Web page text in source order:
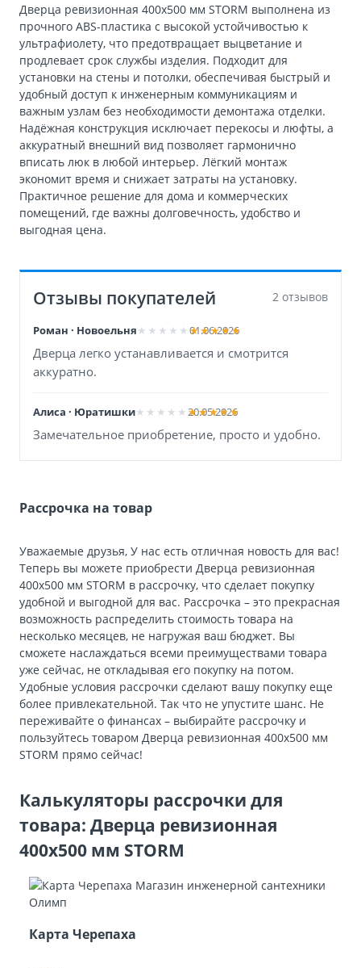
Дверца ревизионная 400х500 мм STORM выполнена из
прочного ABS-пластика с высокой устойчивостью к
ультрафиолету, что предотвращает выцветание и
продлевает срок службы изделия. Подходит для
установки на стены и потолки, обеспечивая быстрый и
удобный доступ к инженерным коммуникациям и
важным узлам без необходимости демонтажа отделки.
Надёжная конструкция исключает перекосы и люфты, а
аккуратный внешний вид позволяет гармонично
вписать люк в любой интерьер. Лёгкий монтаж
экономит время и снижает затраты на установку.
Практичное решение для дома и коммерческих
помещений, где важны долговечность, удобство и
выгодная цена.
Отзывы покупателей 2 отзывов
Роман · Новоельня 01.06.2026
Дверца легко устанавливается и смотрится
аккуратно.
Алиса · Юратишки 20.05.2026
Замечательное приобретение, просто и удобно.
Рассрочка на товар
Уважаемые друзья, У нас есть отличная новость для вас!
Теперь вы можете приобрести Дверца ревизионная
400х500 мм STORM в рассрочку, что сделает покупку
удобной и выгодной для вас. Рассрочка – это прекрасная
возможность распределить стоимость товара на
несколько месяцев, не нагружая ваш бюджет. Вы
сможете наслаждаться всеми преимуществами товара
уже сейчас, не откладывая его покупку на потом.
Удобные условия рассрочки сделают вашу покупку еще
более привлекательной. Так что не упустите шанс. Не
переживайте о финансах – выбирайте рассрочку и
пользуйтесь товаром Дверца ревизионная 400х500 мм
STORM прямо сейчас!
Калькуляторы рассрочки для
товара: Дверца ревизионная
400х500 мм STORM
Карта Черепаха